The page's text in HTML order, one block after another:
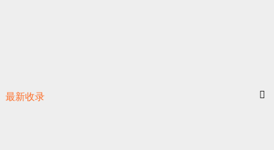
最新收录